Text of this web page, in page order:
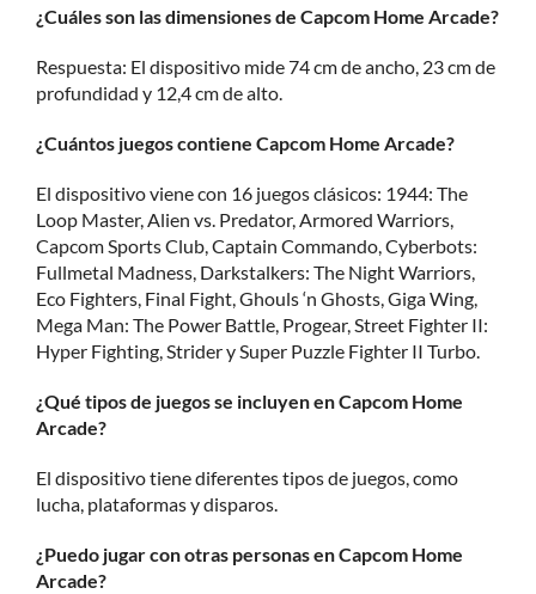
¿Cuáles son las dimensiones de Capcom Home Arcade?
Respuesta: El dispositivo mide 74 cm de ancho, 23 cm de
profundidad y 12,4 cm de alto.
¿Cuántos juegos contiene Capcom Home Arcade?
El dispositivo viene con 16 juegos clásicos: 1944: The
Loop Master, Alien vs. Predator, Armored Warriors,
Capcom Sports Club, Captain Commando, Cyberbots:
Fullmetal Madness, Darkstalkers: The Night Warriors,
Eco Fighters, Final Fight, Ghouls ‘n Ghosts, Giga Wing,
Mega Man: The Power Battle, Progear, Street Fighter II:
Hyper Fighting, Strider y Super Puzzle Fighter II Turbo.
¿Qué tipos de juegos se incluyen en Capcom Home
Arcade?
El dispositivo tiene diferentes tipos de juegos, como
lucha, plataformas y disparos.
¿Puedo jugar con otras personas en Capcom Home
Arcade?